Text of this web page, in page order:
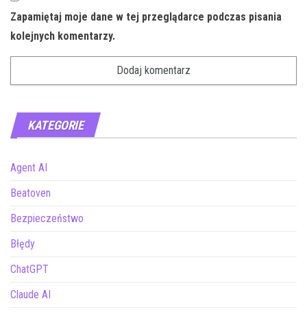
Zapamiętaj moje dane w tej przeglądarce podczas pisania
kolejnych komentarzy.
KATEGORIE
Agent AI
Beatoven
Bezpieczeństwo
Błędy
ChatGPT
Claude AI